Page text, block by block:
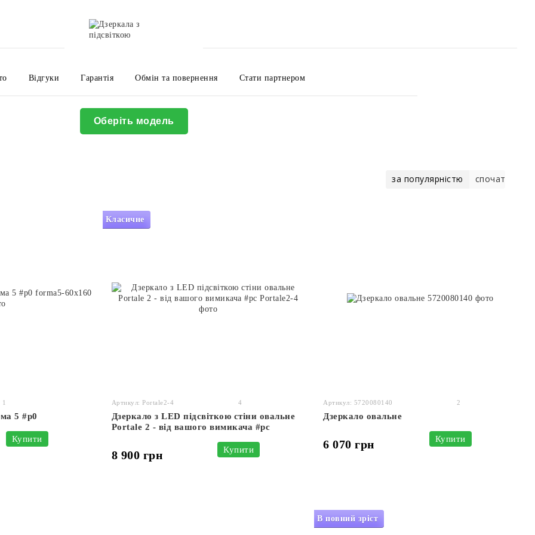
Відгуки Гарантія Обмін та повернення
Стати партнером
Оберіть модель
за популярністю спочатку
1
5 #p0
Купити
Класичне
Артикул: Portale2-4 4
Дзеркало з LED підсвіткою стіни овальне
Portale 2 - від вашого вимикача #pc
8 900 грн Купити
Артикул: 5720080140 2
Дзеркало овальне
6 070 грн Купити
В повний зріст